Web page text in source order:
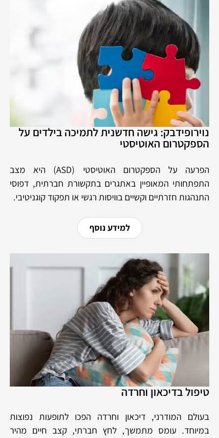
נוירופידבק: גישה חדשנית לתמיכה בילדים על
הספקטרום האוטיסטי
הפרעה על הספקטרום האוטיסטי (ASD) היא מצב
התפתחותי המאופיין באתגרים בתקשורת חברתית, דפוסי
התנהגות חזרתיים וקשיים בוויסות רגשי או תפקוד קוגניטיבי.
למידע נוסף
טיפול בדיכאון וחרדה
בעולם המודרני, דיכאון וחרדה הפכו לתופעות נפוצות
במיוחד. עומס מתמשך, לחץ חברתי, קצב חיים מהיר